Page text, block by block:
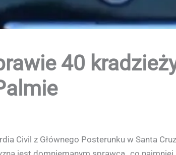
40
Civil z Głównego Posterunku w Santa